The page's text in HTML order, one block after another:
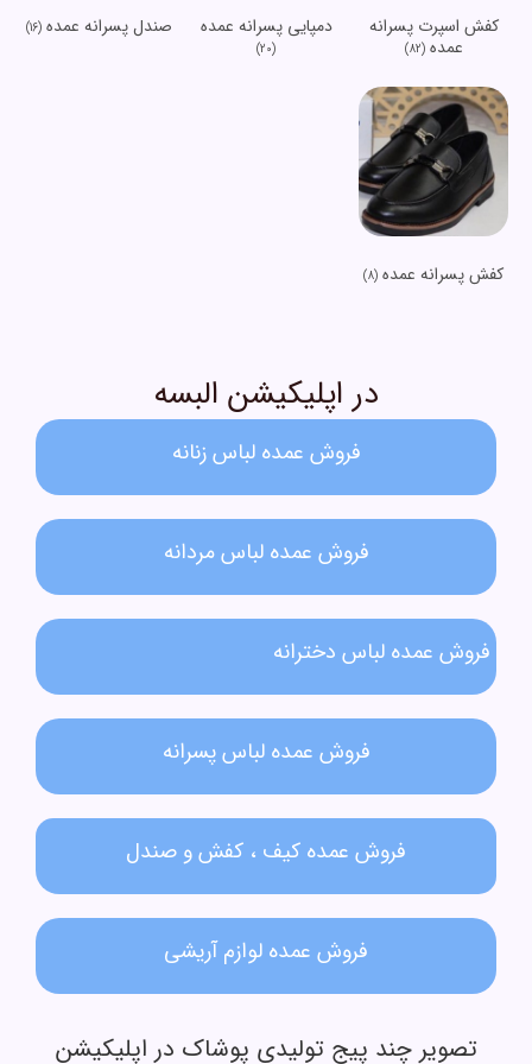
کفش اسپرت پسرانه
عمده(82)
دمپایی پسرانه عمده
(20)
صندل پسرانه عمده(16)
کفش پسرانه عمده (8)
در اپلیکیشن البسه
فروش عمده لباس زنانه​
فروش عمده لباس مردانه​
فروش عمده لباس دخترانه​
فروش عمده لباس پسرانه
فروش عمده کیف ، کفش و صندل
فروش عمده لوازم آریشی
تصویر چند پیج تولیدی پوشاک در اپلیکیشن